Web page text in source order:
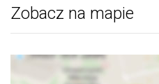
Zobacz na mapie